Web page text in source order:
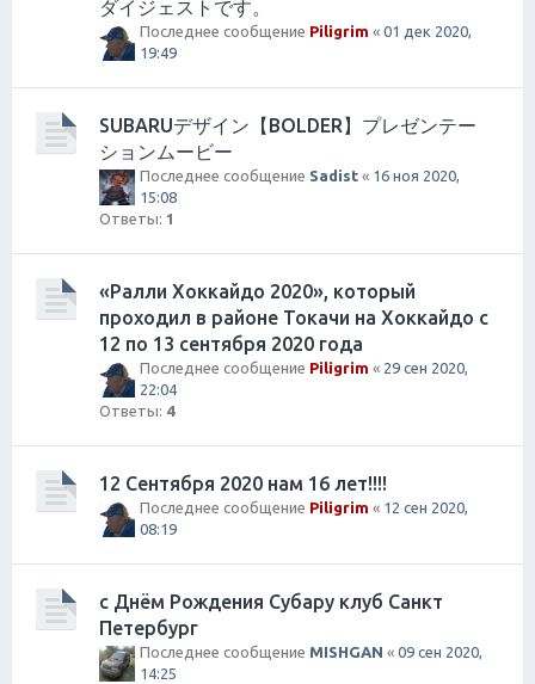
ダイジェストです。
Последнее сообщение Piligrim « 01 дек 2020,
19:49
SUBARUデザイン【BOLDER】プレゼンテー
ションムービー
Последнее сообщение Sadist « 16 ноя 2020,
15:08
Ответы: 1
«Ралли Хоккайдо 2020», который
проходил в районе Токачи на Хоккайдо с
12 по 13 сентября 2020 года
Последнее сообщение Piligrim « 29 сен 2020,
22:04
Ответы: 4
12 Сентября 2020 нам 16 лет!!!!
Последнее сообщение Piligrim « 12 сен 2020,
08:19
с Днём Рождения Субару клуб Санкт
Петербург
Последнее сообщение MISHGAN « 09 сен 2020,
14:25